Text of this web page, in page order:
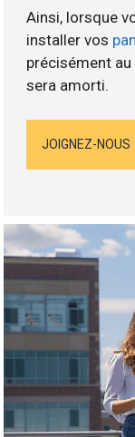
Ainsi, lorsque
installer vos
précisément
sera amorti.
JOIGNEZ-NOUS